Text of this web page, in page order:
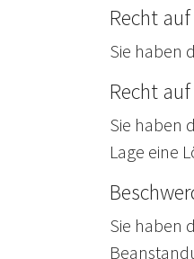
Recht
Sie haben
Recht
Sie haben
Lage eine
Sie haben